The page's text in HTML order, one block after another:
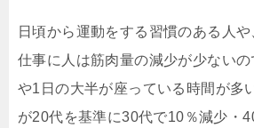
日頃から運動をする習慣のある人
仕事に人は筋肉量の減少が少ない
や1日の大半が座っている時間が多
が20代を基準に30代で10％減少・